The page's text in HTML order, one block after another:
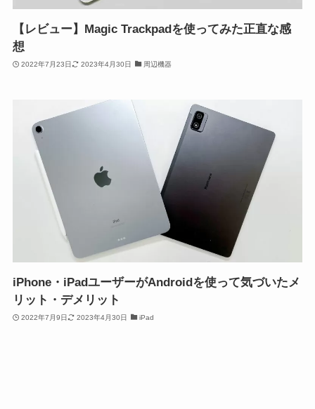
【レビュー】Magic Trackpadを使ってみた正直な感
想
2022年7月23日 2023年4月30日 周辺機器
iPhone・iPadユーザーがAndroidを使って気づいたメ
リット・デメリット
2022年7月9日 2023年4月30日 iPad